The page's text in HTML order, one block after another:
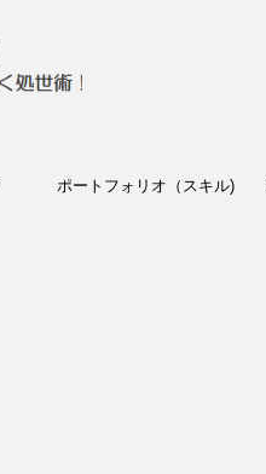
ポートフォリオ（スキル)